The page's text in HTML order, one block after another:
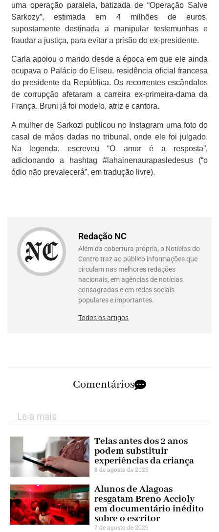
uma operação paralela, batizada de “Operação Salve
Sarkozy”, estimada em 4 milhões de euros,
supostamente destinada a manipular testemunhas e
fraudar a justiça, para evitar a prisão do ex-presidente.
Carla apoiou o marido desde a época em que ele ainda
ocupava o Palácio do Eliseu, residência oficial francesa
do presidente da República. Os recorrentes escândalos
de corrupção afetaram a carreira ex-primeira-dama da
França. Bruni já foi modelo, atriz e cantora.
A mulher de Sarkozi publicou no Instagram uma foto do
casal de mãos dadas no tribunal, onde ele foi julgado.
Na legenda, escreveu “O amor é a resposta”,
adicionando a hashtag #lahainenaurapasledesus (“o
ódio não prevalecerá”, em tradução livre).
Redação NC
Além da cobertura própria, o Notícias do
Centro traz ao público informações que
circulam nas melhores redações
nacionais, em agências de notícias
consagradas e em redes sociais
populares e importantes.
Todos os artigos
Comentários
Leia mais
Telas antes dos 2 anos
podem substituir
experiências da criança
8 de agosto de 2026
Alunos de Alagoas
resgatam Breno Accioly
em documentário inédito
sobre o escritor
7 de agosto de 2026